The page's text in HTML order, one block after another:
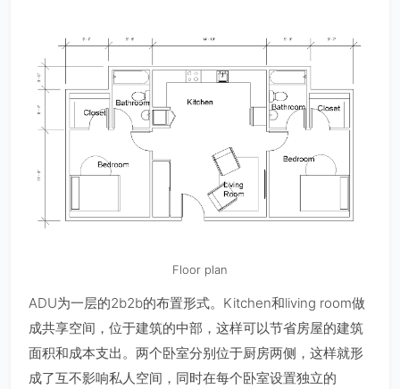
Floor plan
ADU为一层的2b2b的布置形式。Kitchen和living room做
成共享空间，位于建筑的中部，这样可以节省房屋的建筑
面积和成本支出。两个卧室分别位于厨房两侧，这样就形
成了互不影响私人空间，同时在每个卧室设置独立的